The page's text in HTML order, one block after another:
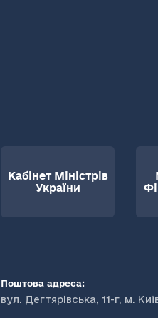
Кабінет Міністрів
України
Поштова адреса:
вул. Дегтярівська, 11-г, м.